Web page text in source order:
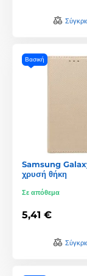
Βασική
Samsung
χρυσή θήκη
Σε απόθεμα
5,41 €